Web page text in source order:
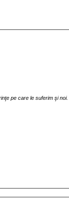
pe care le suferim şi noi.